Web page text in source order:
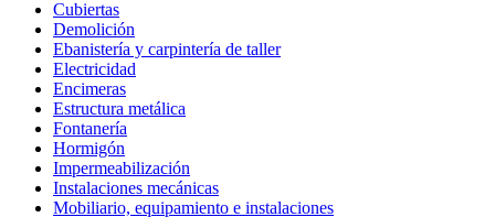
Cubiertas
Demolición
Ebanistería y carpintería de taller
Electricidad
Encimeras
Estructura metálica
Fontanería
Hormigón
Impermeabilización
Instalaciones mecánicas
Mobiliario, equipamiento e instalaciones